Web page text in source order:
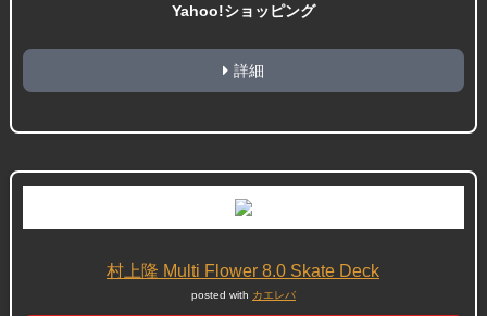
Yahoo!ショッピング
詳細
村上隆 Multi Flower 8.0 Skate Deck
posted with カエレバ